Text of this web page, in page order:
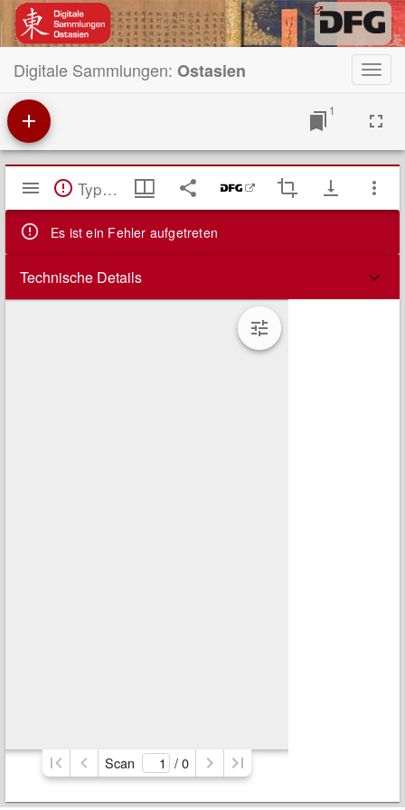
Digitale Sammlungen: Ostasien
1
Mirador
Viewer TypeError: Failed to fetch
Es ist ein Fehler aufgetreten
Technische Details
Scan / 0